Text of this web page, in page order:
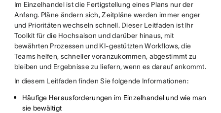
Im Einzelhandel ist die Fertigstellung eines Plans nur der
Anfang. Pläne ändern sich, Zeitpläne werden immer enger
und Prioritäten wechseln schnell. Dieser Leitfaden ist Ihr
Toolkit für die Hochsaison und darüber hinaus, mit
bewährten Prozessen und KI-gestützten Workflows, die
Teams helfen, schneller voranzukommen, abgestimmt zu
bleiben und Ergebnisse zu liefern, wenn es darauf ankommt.
In diesem Leitfaden finden Sie folgende Informationen:
Häufige Herausforderungen im Einzelhandel und wie man
sie bewältigt